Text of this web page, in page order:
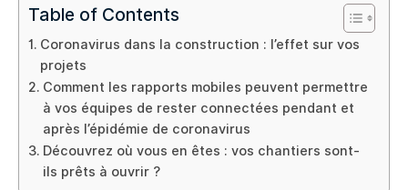
Table of Contents
Coronavirus dans la construction : l’effet sur vos
projets
Comment les rapports mobiles peuvent permettre
à vos équipes de rester connectées pendant et
après l’épidémie de coronavirus
Découvrez où vous en êtes : vos chantiers sont-
ils prêts à ouvrir ?